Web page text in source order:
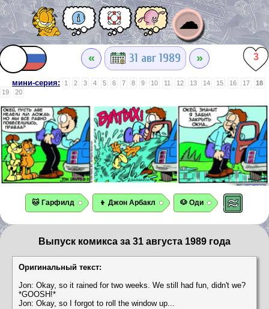
☁
« 31 авг 1989 » 3
мини-серия: 1 2 3 4 5 6 7 8 9 10 11 12 13 14 15 16 17
18
19
20
🐱 Гарфилд 👦 Джон Арбакл 🐶 Оди
Выпуск комикса за 31 августа 1989 года
Оригинальный текст:
Jon: Okay, so it rained for two weeks. We still had fun, didn't we?
*GOOSH!*
Jon: Okay, so I forgot to roll the window up...